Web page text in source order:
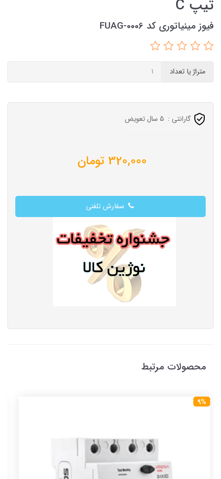
تیپ C
فیوز مینیاتوری کد FUAG-0006
متراژ یا تعداد
گارانتی : 5 سال تعویض
320,000 تومان
سفارش تلفنی
محصولات مرتبط
9%